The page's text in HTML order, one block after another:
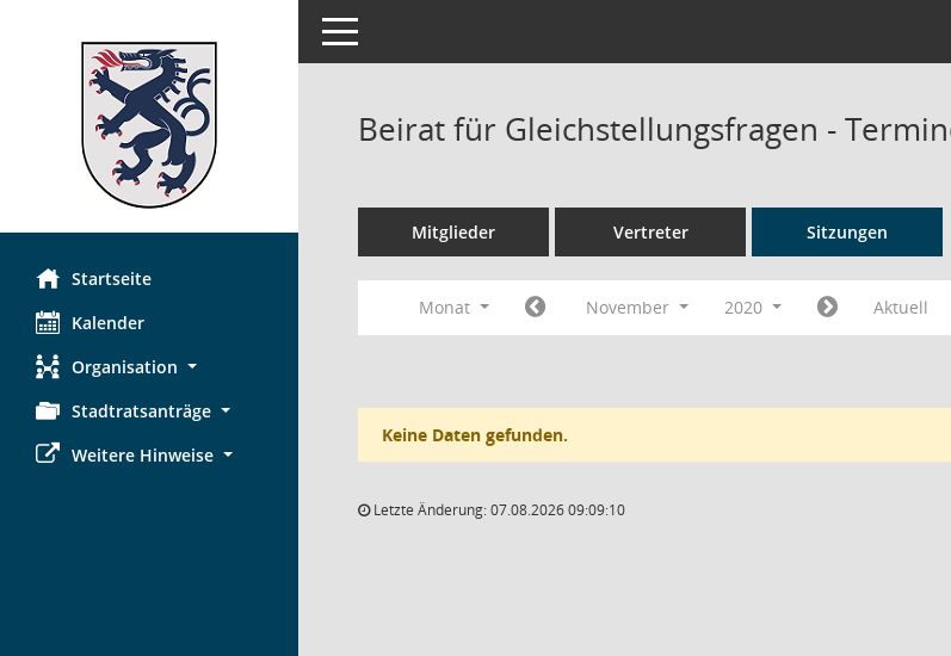
Startseite
Kalender
Organisation
Stadtratsanträge
Weitere Hinweise
Toggle navigation
Beirat für Gleichstellungsfragen -
Mitglieder Vertreter Sitzungen
Monat November 2020 Aktuell
Keine Daten gefunden.
Letzte Änderung: 07.08.2026 09:09:10